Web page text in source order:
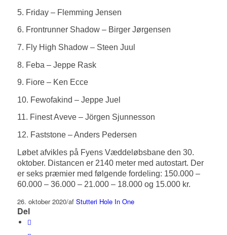
5. Friday – Flemming Jensen
6. Frontrunner Shadow – Birger Jørgensen
7. Fly High Shadow – Steen Juul
8. Feba – Jeppe Rask
9. Fiore – Ken Ecce
10. Fewofakind – Jeppe Juel
11. Finest Aveve – Jörgen Sjunnesson
12. Faststone – Anders Pedersen
Løbet afvikles på Fyens Væddeløbsbane den 30.
oktober. Distancen er 2140 meter med autostart. Der
er seks præmier med følgende fordeling: 150.000 –
60.000 – 36.000 – 21.000 – 18.000 og 15.000 kr.
26. oktober 2020/af Stutteri Hole In One
Del